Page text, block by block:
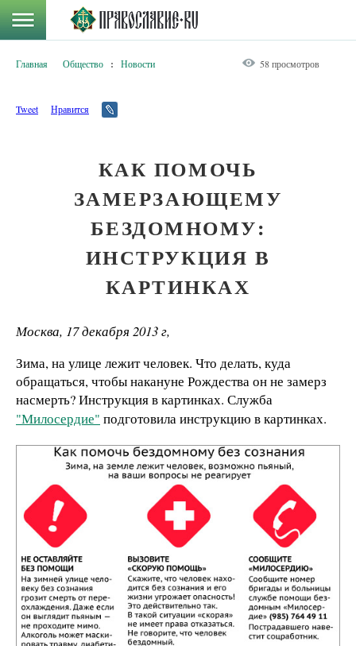
Главная Общество : Новости 58 просмотров
Tweet Нравится
КАК ПОМОЧЬ
ЗАМЕРЗАЮЩЕМУ
БЕЗДОМНОМУ:
ИНСТРУКЦИЯ В
КАРТИНКАХ
Москва, 17 декабря 2013 г,
Зима, на улице лежит человек. Что делать, куда
обращаться, чтобы накануне Рождества он не замерз
насмерть? Инструкция в картинках. Служба
"Милосердие" подготовила инструкцию в картинках.